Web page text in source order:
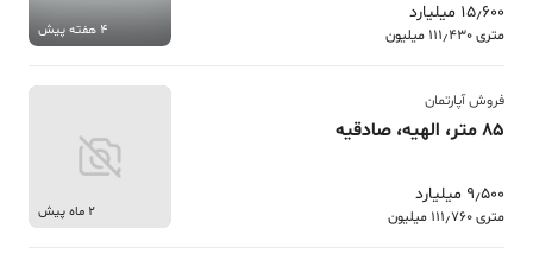
15٫600 میلیارد
متری 111٫430 میلیون 4 هفته پیش
فروش آپارتمان
85 متر، الهیه، صادقیه
9٫500 میلیارد
متری 111٫760 میلیون 2 ماه پیش